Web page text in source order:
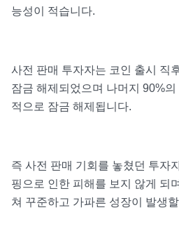
능성이 적습니다.
사전 판매 투자자는 코인 출시 직
잠금 해제되었으며 나머지 90%
적으로 잠금 해제됩니다.
즉 사전 판매 기회를 놓쳤던 투자
핑으로 인한 피해를 보지 않게 되
쳐 꾸준하고 가파른 성장이 발생